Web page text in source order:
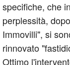
specifiche, che
perplessità,
Immovilli", si
rinnovato
Ottimo